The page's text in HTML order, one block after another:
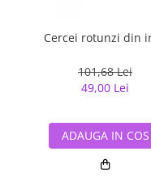
Cercei rotunzi din
101,68 Lei
49,00 Lei
ADAUGA IN COS